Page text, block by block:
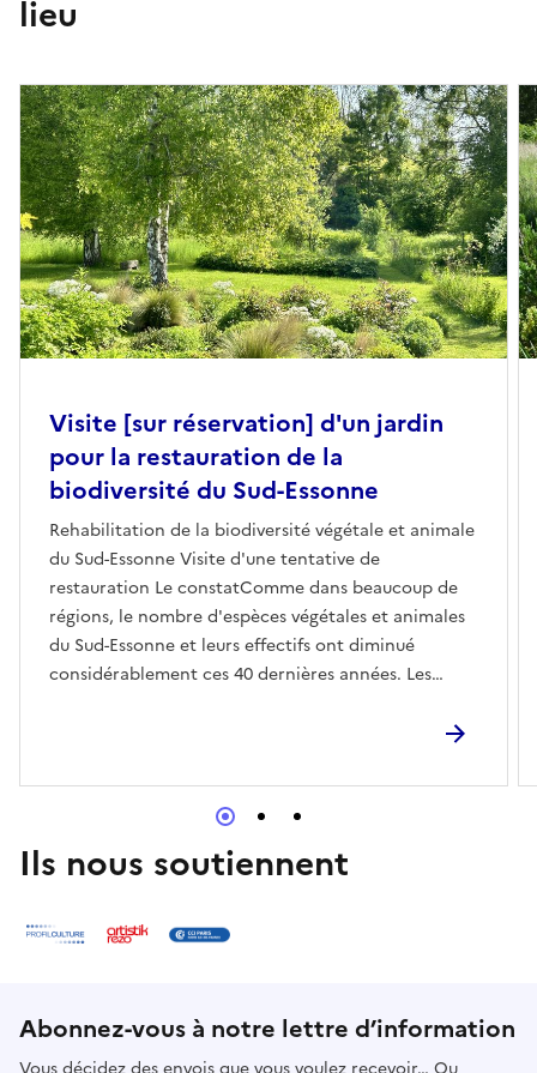
lesquelles 3 sont protégées et 14 d'intérêt patrimonial.
patrimonial).
- 11 espèces de mammifères dont 3 protégées et 2 d'intérêt
patrimonial.
- 1 espèce de reptile protégée et d'intérêt patrimonial.
Cette année, en plus de l'observation du jardin et de la
découverte du lieu et du projet, les visites (libres ou
commentées au choix des visiteurs) permettront de mettre
en valeur quatre des cinq sens que l'on utilise couramment
dans les jardins en relation avec les autres êtres vivants : la
vue (plantes, oiseaux, insectes), l’ouïe (oiseaux, insectes),
lieu
Visite [sur réservation] d'un jardin
pour la restauration de la
biodiversité du Sud-Essonne
Rehabilitation de la biodiversité végétale et animale
du Sud-Essonne Visite d'une tentative de
restauration Le constatComme dans beaucoup de
régions, le nombre d'espèces végétales et animales
du Sud-Essonne et leurs effectifs ont diminué
considérablement ces 40 dernières années. Les
favorables aux espèces, la pollution (dont
traitements phytosanitaires), l'arrivée d'espèces
invasives, les modifications
climatiquesCaractéristiques du siteLa tentative de
partie du terrain (5000 m²) d'une ancienne ferme
parcelles non construites plus ou moins boisées ou
Ils nous soutiennent
Abonnez-vous à notre lettre d’information